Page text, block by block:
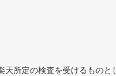
所定の検査を受けるものと